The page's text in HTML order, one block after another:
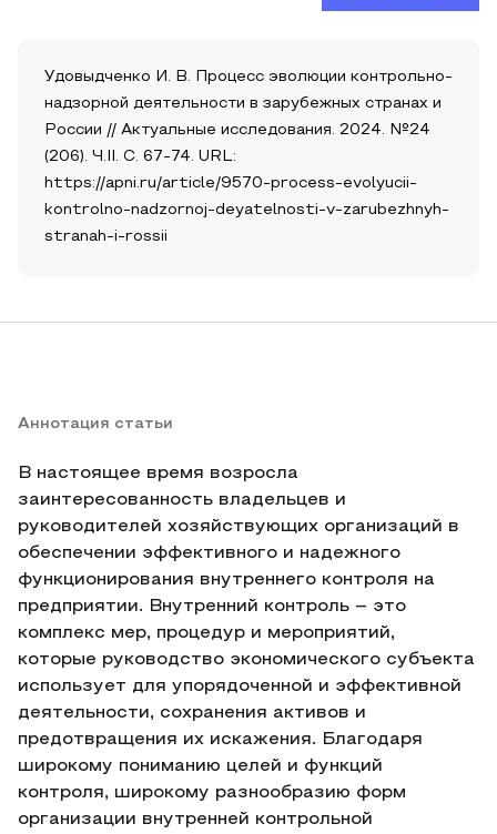
Удовыдченко И. В. Процесс эволюции контрольно-
надзорной деятельности в зарубежных странах и
России // Актуальные исследования. 2024. №24
(206). Ч.II. С. 67-74. URL:
https://apni.ru/article/9570-process-evolyucii-
kontrolno-nadzornoj-deyatelnosti-v-zarubezhnyh-
stranah-i-rossii
Аннотация статьи
В настоящее время возросла
заинтересованность владельцев и
руководителей хозяйствующих организаций в
обеспечении эффективного и надежного
функционирования внутреннего контроля на
предприятии. Внутренний контроль – это
комплекс мер, процедур и мероприятий,
которые руководство экономического субъекта
использует для упорядоченной и эффективной
деятельности, сохранения активов и
предотвращения их искажения. Благодаря
широкому пониманию целей и функций
контроля, широкому разнообразию форм
организации внутренней контрольной